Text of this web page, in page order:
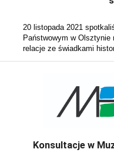
20 listopada 2021
Państwowym w Olsztynie
relacje ze świadkami
Konsultacje w